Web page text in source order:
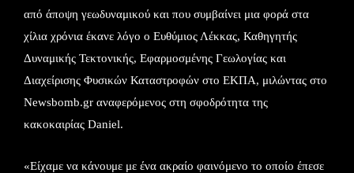
από άποψη γεωδυναμικού και που συμβαίνει μια φορά στα
χίλια χρόνια έκανε λόγο ο Ευθύμιος Λέκκας, Καθηγητής
Δυναμικής Τεκτονικής, Εφαρμοσμένης Γεωλογίας και
Διαχείρισης Φυσικών Καταστροφών στο ΕΚΠΑ, μιλώντας στο
Newsbomb.gr αναφερόμενος στη σφοδρότητα της
κακοκαιρίας Daniel.
«Είχαμε να κάνουμε με ένα ακραίο φαινόμενο το οποίο έπεσε